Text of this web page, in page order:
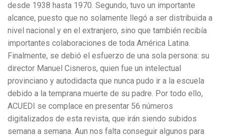
desde 1938 hasta 1970. Segundo, tuvo un importante
alcance, puesto que no solamente llegó a ser distribuida a
nivel nacional y en el extranjero, sino que también recibía
importantes colaboraciones de toda América Latina.
Finalmente, se debió el esfuerzo de una sola persona: su
director Manuel Cisneros, quien fue un intelectual
provinciano y autodidacta que nunca pudo ir a la escuela
debido a la temprana muerte de su padre. Por todo ello,
ACUEDI se complace en presentar 56 números
digitalizados de esta revista, que irán siendo subidos
semana a semana. Aun nos falta conseguir algunos para